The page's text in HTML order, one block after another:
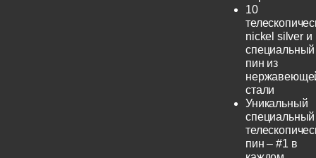
10
nickel silver и
специальный
пин из
стали
Уникальный
специальный
пин – #1 в